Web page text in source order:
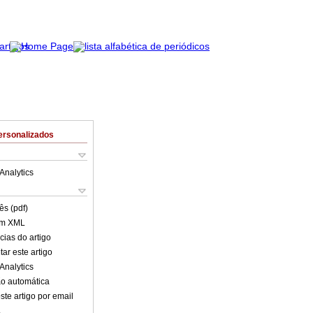
(pdf)
XML
do artigo
este artigo
automática
artigo por email